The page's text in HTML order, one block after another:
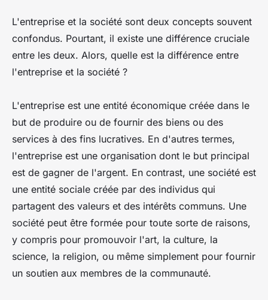
L'entreprise et la société sont deux concepts souvent
confondus. Pourtant, il existe une différence cruciale
entre les deux. Alors, quelle est la différence entre
l'entreprise et la société ?
L'entreprise est une entité économique créée dans le
but de produire ou de fournir des biens ou des
services à des fins lucratives. En d'autres termes,
l'entreprise est une organisation dont le but principal
est de gagner de l'argent. En contrast, une société est
une entité sociale créée par des individus qui
partagent des valeurs et des intérêts communs. Une
société peut être formée pour toute sorte de raisons,
y compris pour promouvoir l'art, la culture, la
science, la religion, ou même simplement pour fournir
un soutien aux membres de la communauté.